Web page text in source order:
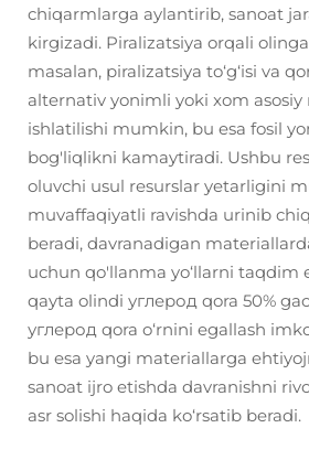
chiqarmlarga aylantirib, sanoat
kirgizadi. Piralizatsiya orqali
masalan, piralizatsiya to‘g‘isi va
alternativ yonimli yoki xom
ishlatilishi mumkin, bu esa fosil
bog'liqlikni kamaytiradi. Ushbu
oluvchi usul resurslar yetarligini
muvaffaqiyatli ravishda urinib
beradi, davranadigan
uchun qo'llanma yo‘llarni taqdim
qayta olindi углерод qora 50%
углерод qora o‘rnini egallash
bu esa yangi materiallarga
sanoat ijro etishda davranishni
asr solishi haqida ko‘rsatib beradi.